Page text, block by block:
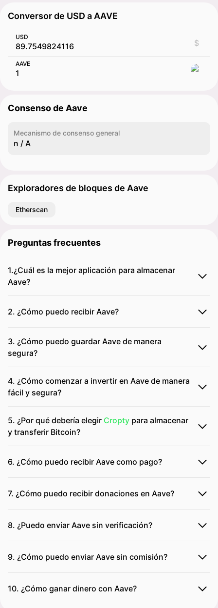
Conversor de USD a AAVE
USD
$
AAVE
Consenso de Aave
Mecanismo de consenso general
n / A
Exploradores de bloques de Aave
Etherscan
Preguntas frecuentes
1.¿Cuál es la mejor aplicación para almacenar
Aave?
2. ¿Cómo puedo recibir Aave?
3. ¿Cómo puedo guardar Aave de manera
segura?
4. ¿Cómo comenzar a invertir en Aave de manera
fácil y segura?
5. ¿Por qué debería elegir Cropty para almacenar
y transferir Bitcoin?
6. ¿Cómo puedo recibir Aave como pago?
7. ¿Cómo puedo recibir donaciones en Aave?
8. ¿Puedo enviar Aave sin verificación?
9. ¿Cómo puedo enviar Aave sin comisión?
10. ¿Cómo ganar dinero con Aave?